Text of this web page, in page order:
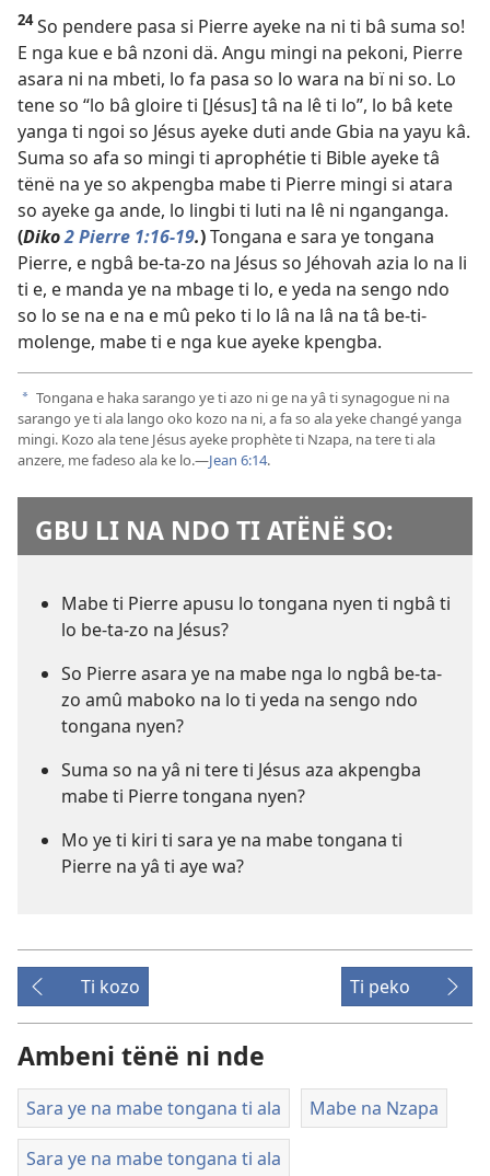
24So pendere pasa si Pierre ayeke na ni ti bâ suma so!
E nga kue e bâ nzoni dä. Angu mingi na pekoni, Pierre
asara ni na mbeti, lo fa pasa so lo wara na bï ni so. Lo
tene so “lo bâ gloire ti [Jésus] tâ na lê ti lo”, lo bâ kete
yanga ti ngoi so Jésus ayeke duti ande Gbia na yayu kâ.
Suma so afa so mingi ti aprophétie ti Bible ayeke tâ
tënë na ye so akpengba mabe ti Pierre mingi si atara
so ayeke ga ande, lo lingbi ti luti na lê ni nganganga.
(Diko2 Pierre 1:16-19.)Tongana e sara ye tongana
Pierre, e ngbâ be-ta-zo na Jésus so Jéhovah azia lo na li
ti e, e manda ye na mbage ti lo, e yeda na sengo ndo
so lo se na e na e mû peko ti lo lâ na lâ na tâ be-ti-
molenge, mabe ti e nga kue ayeke kpengba.
a Tongana e haka sarango ye ti azo ni ge na yâ ti synagogue ni na
sarango ye ti ala lango oko kozo na ni, a fa so ala yeke changé yanga
mingi. Kozo ala tene Jésus ayeke prophète ti Nzapa, na tere ti ala
anzere, me fadeso ala ke lo.—Jean 6:14.
GBU LI NA NDO TI ATËNË SO:
Mabe ti Pierre apusu lo tongana nyen ti ngbâ ti
lo be-ta-zo na Jésus?
So Pierre asara ye na mabe nga lo ngbâ be-ta-
zo amû maboko na lo ti yeda na sengo ndo
tongana nyen?
Suma so na yâ ni tere ti Jésus aza akpengba
mabe ti Pierre tongana nyen?
Mo ye ti kiri ti sara ye na mabe tongana ti
Pierre na yâ ti aye wa?
Ti kozo Ti peko
Ambeni tënë ni nde
Sara ye na mabe tongana ti ala Mabe na Nzapa
Sara ye na mabe tongana ti ala